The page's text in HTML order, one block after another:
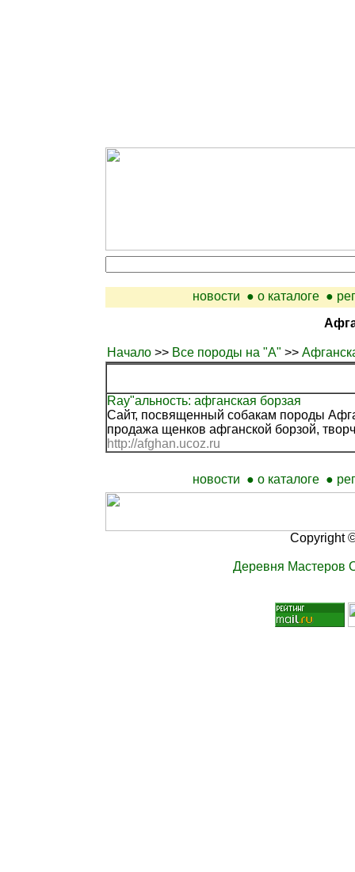
новости ● о каталоге ●
Начало>> Все породы на "А" >>
Ray"альность: афганская борзая
Сайт, посвященный собакам породы
продажа щенков афганской борзой,
http://afghan.ucoz.ru
новости ● о каталоге ●
Copyright
Деревня Мастеров